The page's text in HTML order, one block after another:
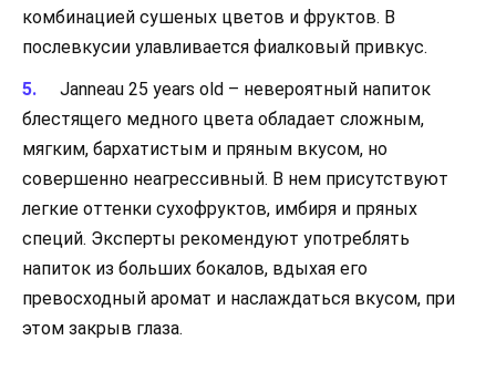
комбинацией сушеных цветов и фруктов. В
послевкусии улавливается фиалковый привкус.
Janneau 25 years old – невероятный напиток
блестящего медного цвета обладает сложным,
мягким, бархатистым и пряным вкусом, но
совершенно неагрессивный. В нем присутствуют
легкие оттенки сухофруктов, имбиря и пряных
специй. Эксперты рекомендуют употреблять
напиток из больших бокалов, вдыхая его
превосходный аромат и наслаждаться вкусом, при
этом закрыв глаза.